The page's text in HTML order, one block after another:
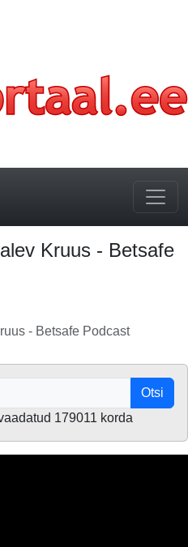
Kruus - Betsafe
- Betsafe Podcast
Otsi
179011 korda